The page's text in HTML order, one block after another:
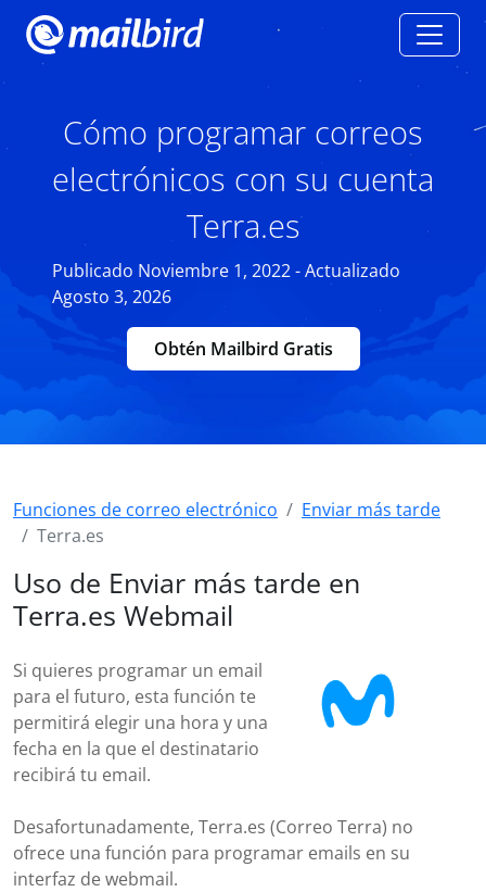
Cómo programar correos
electrónicos con su cuenta
Terra.es
Publicado Noviembre 1, 2022 - Actualizado
Agosto 3, 2026
Obtén Mailbird Gratis
Funciones de correo electrónico
Enviar más tarde
Terra.es
Uso de Enviar más tarde en
Terra.es Webmail
Si quieres programar un email
para el futuro, esta función te
permitirá elegir una hora y una
fecha en la que el destinatario
recibirá tu email.
Desafortunadamente, Terra.es (Correo Terra) no
ofrece una función para programar emails en su
interfaz de webmail.